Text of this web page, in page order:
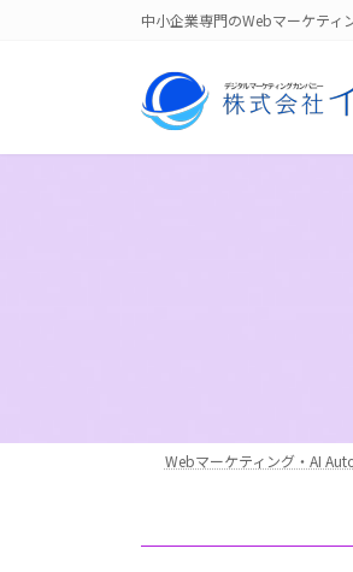
へ
ョ
中小企業専門のWebマーケティ
Webマーケティング・AI